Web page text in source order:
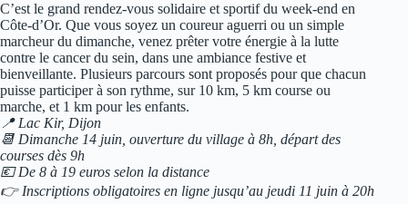
C’est le grand rendez-vous solidaire et sportif du week-end en
Côte-d’Or. Que vous soyez un coureur aguerri ou un simple
marcheur du dimanche, venez prêter votre énergie à la lutte
contre le cancer du sein, dans une ambiance festive et
bienveillante. Plusieurs parcours sont proposés pour que chacun
puisse participer à son rythme, sur 10 km, 5 km course ou
marche, et 1 km pour les enfants.
📍 Lac Kir, Dijon
📆 Dimanche 14 juin, ouverture du village à 8h, départ des
courses dès 9h
💶 De 8 à 19 euros selon la distance
👉 Inscriptions obligatoires en ligne jusqu’au jeudi 11 juin à 20h